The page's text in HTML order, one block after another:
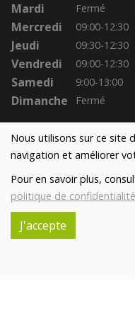
Nous utilisons sur ce site
navigation et améliorer
Pour en savoir plus,
politique de
J'accepte
Mardi Fermé
Mercredi 09:00-12:30
Jeudi 09:30-12:30
Vendredi 09:00-12:30
Samedi 9:00-13:00
Dimanche Fermé